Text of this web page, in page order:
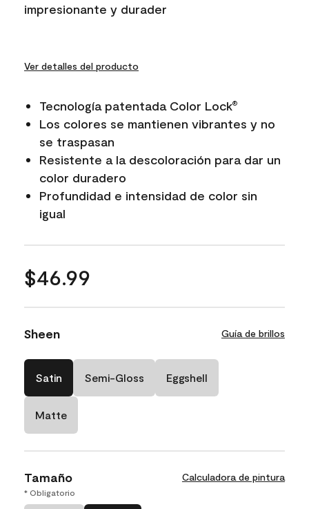
impresionante y durader
Ver detalles del producto
Tecnología patentada Color Lock®
Los colores se mantienen vibrantes y no
se traspasan
Resistente a la descoloración para dar un
color duradero
Profundidad e intensidad de color sin
igual
$46.99
Sheen Guía de brillos
Satin Semi-Gloss Eggshell
Matte
Tamaño Calculadora de pintura
* Obligatorio